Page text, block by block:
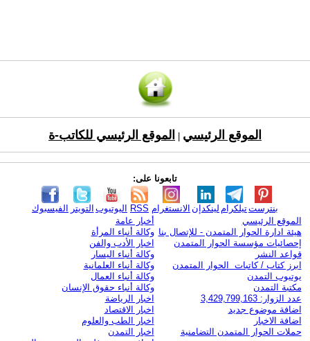
الموقع الرئيسي الموقع الرئيسي للكاتب-ة
تابعونا على:
الفيسبوك التويتر اليوتيوب RSS الانستغرام لينكدإن تيلكرامبنترست
الموقع الرئيسي
هيئة ادارة الحوار المتمدن - للإتصال بنا
إحصائيات مؤسسة الحوار المتمدن
قواعد النشر
ابرز كتاب / كاتبات الحوار المتمدن
يوتيوب التمدن
مكتبة التمدن
عدد الزوار: 3,429,799,163
اضافة موضوع جديد
اضافة الاخبار
حملات الحوار المتمدن التضامنية
أخبار عامة
وكالة أنباء المرأة
اخبار الأدب والفن
وكالة أنباء اليسار
وكالة أنباء العلمانية
وكالة أنباء العمال
وكالة أنباء حقوق الإنسان
اخبار الرياضة
اخبار الاقتصاد
اخبار الطب والعلوم
اخبار التمدن